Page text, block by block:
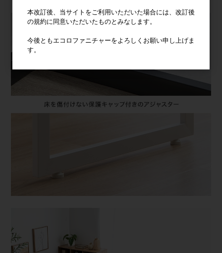
本改訂後、当サイトをご利用いただいた場合には、改訂後
の規約に同意いただいたものとみなします。
今後ともエコロファニチャーをよろしくお願い申し上げま
す。